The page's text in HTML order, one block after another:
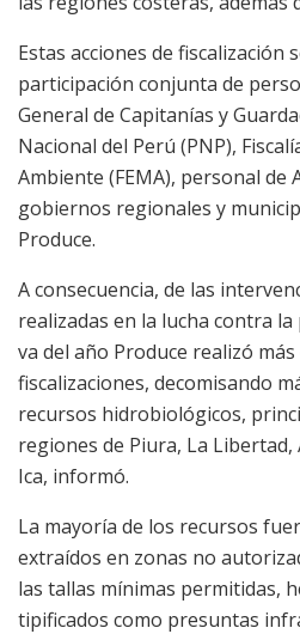
Estas acciones de fiscalización
participación conjunta de
General de Capitanías y
Nacional del Perú (PNP),
Ambiente (FEMA), personal de
gobiernos regionales y
Produce.
A consecuencia, de las
realizadas en la lucha contra la
va del año Produce realizó más
fiscalizaciones, decomisando
recursos hidrobiológicos,
regiones de Piura, La Libertad,
Ica, informó.
La mayoría de los recursos
extraídos en zonas no
las tallas mínimas permitidas,
tipificados como presuntas